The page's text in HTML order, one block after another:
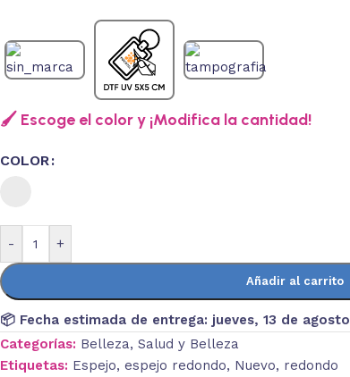
🖌️ Escoge el color y ¡Modifica la cantidad!
COLOR
- +
Añadir al carrito
📦 Fecha estimada de entrega: jueves, 13 de agosto
Categorías: Belleza, Salud y Belleza
Etiquetas: Espejo, espejo redondo, Nuevo, redondo